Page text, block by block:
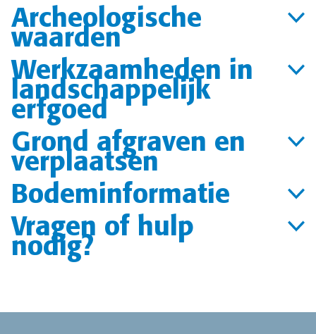
Archeologische
waarden
Werkzaamheden in
landschappelijk
erfgoed
Grond afgraven en
verplaatsen
Bodeminformatie
Vragen of hulp
nodig?